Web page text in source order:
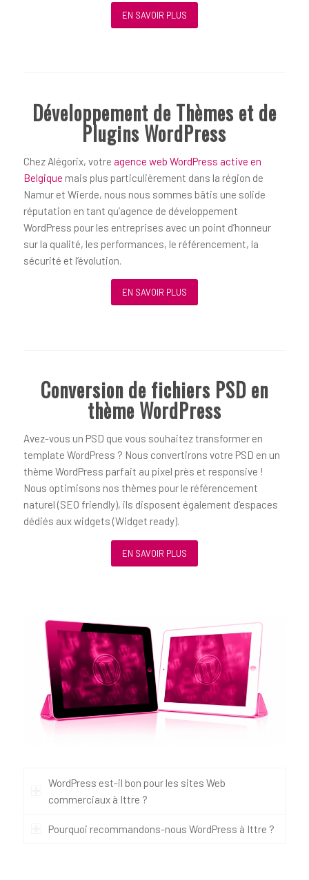
EN SAVOIR PLUS
Développement de Thèmes et de
Plugins WordPress
Chez Alégorix, votre agence web WordPress active en
Belgique mais plus particulièrement dans la région de
Namur et Wierde, nous nous sommes bâtis une solide
réputation en tant qu’agence de développement
WordPress pour les entreprises avec un point d’honneur
sur la qualité, les performances, le référencement, la
sécurité et l’évolution.
EN SAVOIR PLUS
Conversion de fichiers PSD en
thème WordPress
Avez-vous un PSD que vous souhaitez transformer en
template WordPress ? Nous convertirons votre PSD en un
thème WordPress parfait au pixel près et responsive !
Nous optimisons nos thèmes pour le référencement
naturel (SEO friendly), ils disposent également d’espaces
dédiés aux widgets (Widget ready).
EN SAVOIR PLUS
WordPress est-il bon pour les sites Web
commerciaux à Ittre ?
Pourquoi recommandons-nous WordPress à Ittre ?